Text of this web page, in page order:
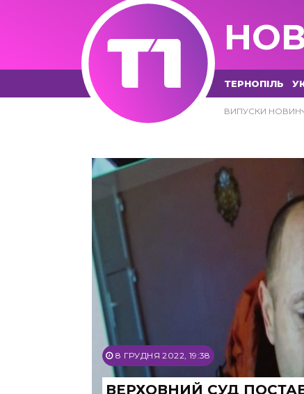
ТЕРНОПІЛЬ
ВИПУСКИ НОВИН
08.12.2022 - Т1 НОВИНИ
8 ГРУДНЯ 2022, 19:38
ВЕРХОВНИЙ СУД